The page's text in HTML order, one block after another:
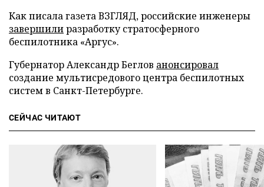
Как писала газета ВЗГЛЯД, российские инженеры
завершилиразработку стратосферного
беспилотника «Аргус».
Губернатор Александр Беглов анонсировал
создание мультисредового центра беспилотных
систем в Санкт-Петербурге.
СЕЙЧАС ЧИТАЮТ